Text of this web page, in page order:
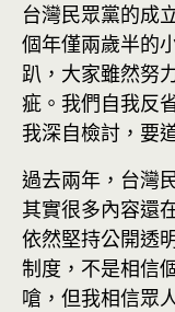
台灣民眾黨的成
個年僅兩歲半的
趴，大家雖然努
疵。我們自我反
我深自檢討，要
過去兩年，台灣
其實很多內容還
依然堅持公開透
制度，不是相信
嗆，但我相信眾